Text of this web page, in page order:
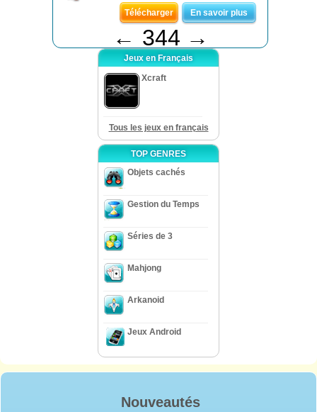
Télécharger
En savoir plus
← 344 →
Jeux en Français
Xcraft
Tous les jeux en français
TOP GENRES
Objets cachés
Gestion du Temps
Séries de 3
Mahjong
Arkanoid
Jeux Android
Nouveautés